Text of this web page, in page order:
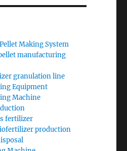
Making System
manufacturing
granulation line
Equipment
Machine
fertilizer
production